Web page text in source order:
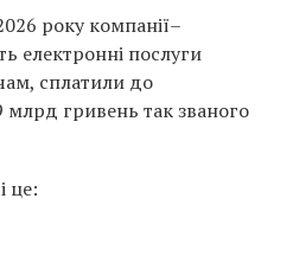
року компанії–
електронні послуги
сплатили до
гривень так званого
це: